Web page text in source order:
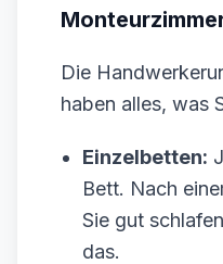
Die
haben alles, was
Einzelbetten:
Bett. Nach
Sie gut
das.